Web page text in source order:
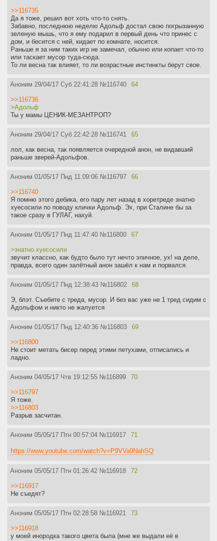
>>116735
Да я тоже, решил вот хоть что-то снять.
Забавно, последнюю неделю Адольф достал свою погрызанную
зеленую мышь, что я ему подарил в первый день что принес с
дом, и бесится с ней, кидает по комнате, носится.
Раньше я за ним таких игр не замечал, обычно или копает что-то
или таскает мусор туда-сюда.
То ли весна так влияет, то ли возрастные инстинкты берут свое.
Аноним 29/04/17 Суб 22:41:28 №116740 64
>>116736
>Адольф
Ты у мамы ЦЕНИК-МЕЗАНТРОП?
Аноним 29/04/17 Суб 22:42:28 №116741 65
лол, как весна, так появляется очередной анон, не видавший
раньше зверей-Адольфов.
Аноним 01/05/17 Пнд 11:09:06 №116797 66
>>116740
Я помню этого дебика, его пару лет назад в хоретреде знатно
хуесосили по поводу клички Адольф. Эх, при Сталине бы за
такое сразу в ГУЛАГ, нахуй.
Аноним 01/05/17 Пнд 11:47:40 №116800 67
>знатно хуесосили
звучит классно, как будто было тут нечто эпичное, ух! на деле,
правда, всего один залётный анон зашёл к нам и порвался.
Аноним 01/05/17 Пнд 12:38:43 №116802 68
Э, блэт. Съебите с треда, мусор. И без вас уже не 1 тред сидим с
Адольфом и никто не жалуется
Аноним 01/05/17 Пнд 12:40:36 №116803 69
>>116800
Не стоит метать бисер перед этими петухами, отписались и
ладно.
Аноним 04/05/17 Чтв 19:12:55 №116899 70
>>116797
Я тоже.
>>116803
Разрыв засчитан.
Аноним 05/05/17 Птн 00:57:04 №116917 71
https://www.youtube.com/watch?v=P9VVa9NahSQ
Аноним 05/05/17 Птн 01:26:42 №116918 72
>>116917
Не съедят?
Аноним 05/05/17 Птн 02:28:58 №116921 73
>>116918
у моей инородка такого цвета была (мне же выдали её в